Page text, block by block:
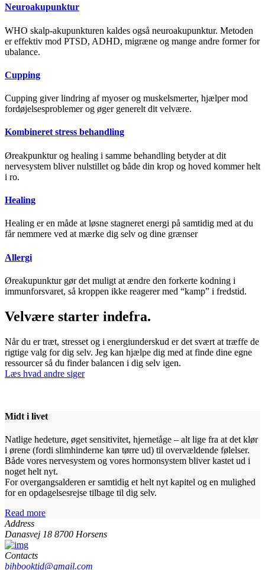
Neuroakupunktur
WHO skalp-akupunkturen kaldes også neuroakupunktur. Metoden
er effektiv mod PTSD, ADHD, migræne og mange andre former for
ubalance.
Cupping
Cupping giver lindring af myoser og muskelsmerter, hjælper mod
fordøjelsesproblemer og øger generelt dit velvære.
Kombineret stress behandling
Øreakpunktur og healing i samme behandling betyder at dit
nervesystem bliver nulstillet og både din krop og hoved kommer helt
i ro.
Healing
Healing er en måde at løsne stagneret energi på samtidig med at du
får nemmere ved at mærke dig selv og dine grænser
Allergi
Øreakupunktur gør det muligt at ændre den forkerte kodning i
immunforsvaret, så kroppen ikke reagerer med “kamp” i fredstid.
Velvære starter indefra.
Når du er træt, stresset og i energiunderskud er det svært at træffe de
rigtige valg for dig selv. Jeg kan hjælpe dig med at finde dine egne
ressourcer så du finder balancen i dig selv igen.
Læs hvad andre siger
Midt i livet
Natlige hedeture, øget sensitivitet, hjernetåge – alt lige fra at det klør
i ørene (fordi slimhinderne kan tørre ud) til overvældende følelser.
Både vores nervesystem og vores hormonsystem bliver kastet ud i
noget helt nyt.
For overgangsalderen er samtidig et helt nyt kapitel og en mulighed
for en opdagelsesrejse tilbage til dig selv.
Read more
Address
Danasvej 18 8700 Horsens
Contacts
bihbooktid@gmail.com